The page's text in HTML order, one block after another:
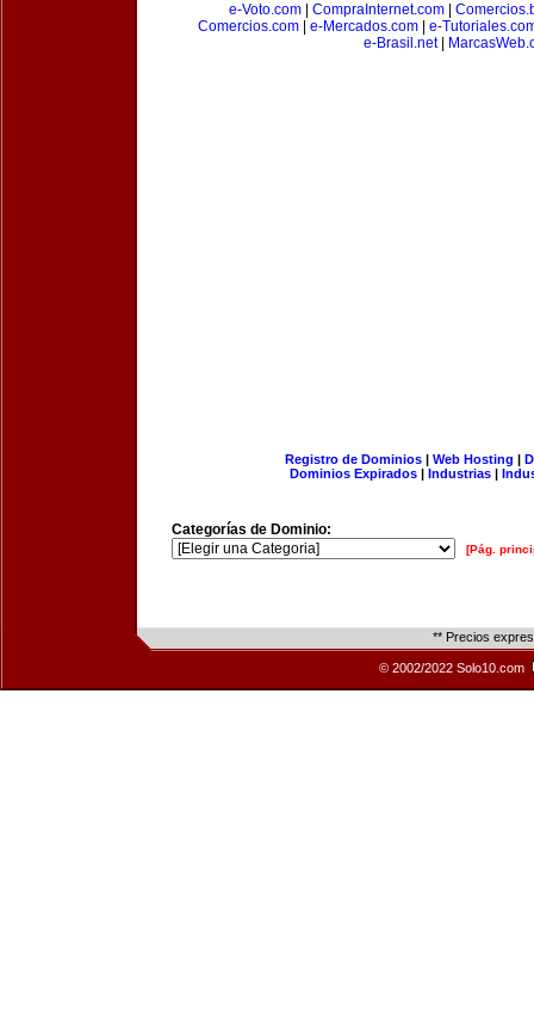
e-Voto.com
CompraInternet.com
Comercios.com
e-Mercados.com
e-
e-Brasil.net|
Registro de Dominios| Web Hosting |
Dominios Expirados | Industrias |
Categorías de Dominio:
[Pág.
** Precios
© 2002/2022 Solo10.com